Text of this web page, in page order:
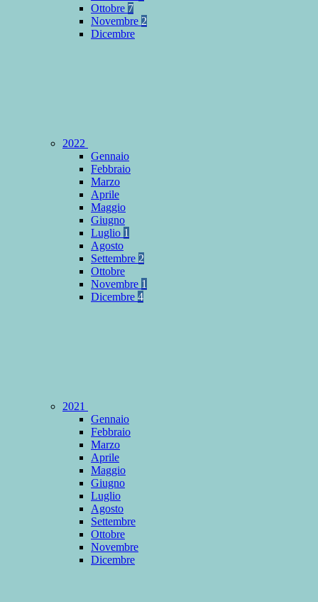
Ottobre 7
Novembre 2
Dicembre
2022
Gennaio
Febbraio
Marzo
Aprile
Maggio
Giugno
Luglio 1
Agosto
Settembre 2
Ottobre
Novembre 1
Dicembre 4
2021
Gennaio
Febbraio
Marzo
Aprile
Maggio
Giugno
Luglio
Agosto
Settembre
Ottobre
Novembre
Dicembre